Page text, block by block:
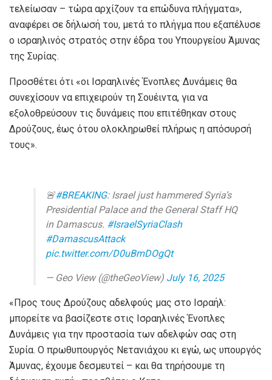
τελείωσαν – τώρα αρχίζουν τα επώδυνα πλήγματα»,
αναφέρει σε δήλωσή του, μετά το πλήγμα που εξαπέλυσε
ο ισραηλινός στρατός στην έδρα του Υπουργείου Άμυνας
της Συρίας.
Προσθέτει ότι «οι Ισραηλινές Ένοπλες Δυνάμεις θα
συνεχίσουν να επιχειρούν τη Σουέιντα, για να
εξολοθρεύσουν τις δυνάμεις που επιτέθηκαν στους
Δρούζους, έως ότου ολοκληρωθεί πλήρως η απόσυρσή
τους».
🚨#BREAKING: Israel just hammered Syria’s
Presidential Palace and the General Staff HQ
in Damascus. #IsraelSyriaClash
#DamascusAttack
pic.twitter.com/D0uBmDOgQt
— Geo View (@theGeoView) July 16, 2025
«Προς τους Δρούζους αδελφούς μας στο Ισραήλ:
μπορείτε να βασίζεστε στις Ισραηλινές Ένοπλες
Δυνάμεις για την προστασία των αδελφών σας στη
Συρία. Ο πρωθυπουργός Νετανιάχου κι εγώ, ως υπουργός
Άμυνας, έχουμε δεσμευτεί – και θα τηρήσουμε τη